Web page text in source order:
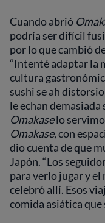
Cuando abrió
podría ser difícil
por lo que cambió
“Intenté adaptar la
cultura
sushi se ah
le echan demasiada
Omakaselo
Omakase, con
dio cuenta de que
Japón. “Los
para verlo jugar y
celebró allí. Esos
comida asiática que